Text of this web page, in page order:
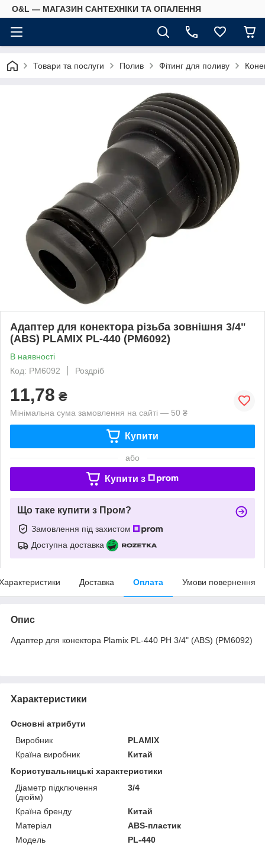
O&L — МАГАЗИН САНТЕХНІКИ ТА ОПАЛЕННЯ
Товари та послуги Полив Фітинг для поливу
Адаптер для конектора різьба зовнішня 3/4"
(ABS) PLAMIX PL-440 (PM6092)
В наявності
Код: PM6092
Роздріб
11,78 ₴
Мінімальна сума замовлення на сайті — 50 ₴
Купити
або
Купити з
Що таке купити з Пром?
Замовлення під захистом
Доступна доставка
Доставка Оплата Умови повернення
Опис
Адаптер для конектора Plamix PL-440 РН 3/4" (ABS) (PM6092)
Характеристики
Основні атрибути
Виробник
PLAMIX
Країна виробник
Китай
Користувальницькі характеристики
Діаметр підключення
(дюйм)
3/4
Країна бренду
Китай
Матеріал
ABS-пластик
Мoдель
PL-440